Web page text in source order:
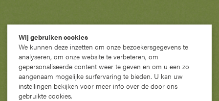
Wij gebruiken cookies
We kunnen deze inzetten om onze bezoekersgegevens te
analyseren, om onze website te verbeteren, om
gepersonaliseerde content weer te geven en om u een zo
aangenaam mogelijke surfervaring te bieden. U kan uw
instellingen bekijken voor meer info over de door ons
gebruikte cookies.